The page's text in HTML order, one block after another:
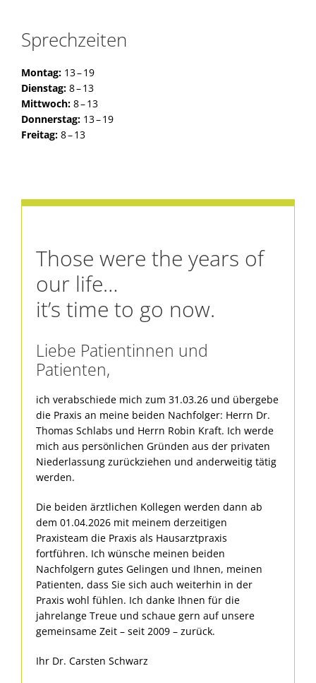
Sprechzeiten
Montag:13 – 19
Dienstag: 8 – 13
Mittwoch:8 – 13
Donnerstag: 13 – 19
Freitag: 8 – 13
Those were the years of
our life…
it’s time to go now.
Liebe Patientinnen und
Patienten,
ich verabschiede mich zum 31.03.26 und übergebe
die Praxis an meine beiden Nachfolger: Herrn Dr.
Thomas Schlabs und Herrn Robin Kraft. Ich werde
mich aus persönlichen Gründen aus der privaten
Niederlassung zurückziehen und anderweitig tätig
werden.
Die beiden ärztlichen Kollegen werden dann ab
dem 01.04.2026 mit meinem derzeitigen
Praxisteam die Praxis als Hausarztpraxis
fortführen. Ich wünsche meinen beiden
Nachfolgern gutes Gelingen und Ihnen, meinen
Patienten, dass Sie sich auch weiterhin in der
Praxis wohl fühlen. Ich danke Ihnen für die
jahrelange Treue und schaue gern auf unsere
gemeinsame Zeit – seit 2009 – zurück.
Ihr Dr. Carsten Schwarz